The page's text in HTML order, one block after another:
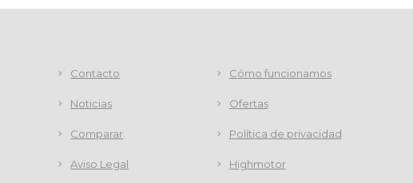
Contacto Cómo funcionamos
Noticias Ofertas
Comparar Política de privacidad
Aviso Legal Highmotor